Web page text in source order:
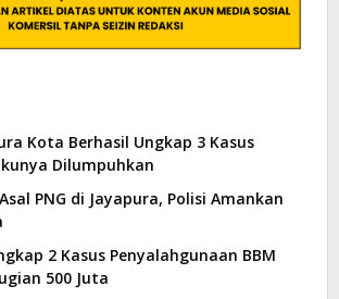
Kota Berhasil Ungkap 3 Kasus
Dilumpuhkan
PNG di Jayapura, Polisi Amankan
2 Kasus Penyalahgunaan BBM
500 Juta